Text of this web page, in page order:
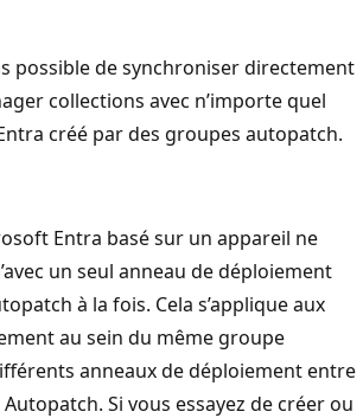
possible de synchroniser directement
collections avec n’importe quel
créé par des groupes autopatch.
Entra basé sur un appareil ne
un seul anneau de déploiement
à la fois. Cela s’applique aux
au sein du même groupe
anneaux de déploiement entre
Si vous essayez de créer ou